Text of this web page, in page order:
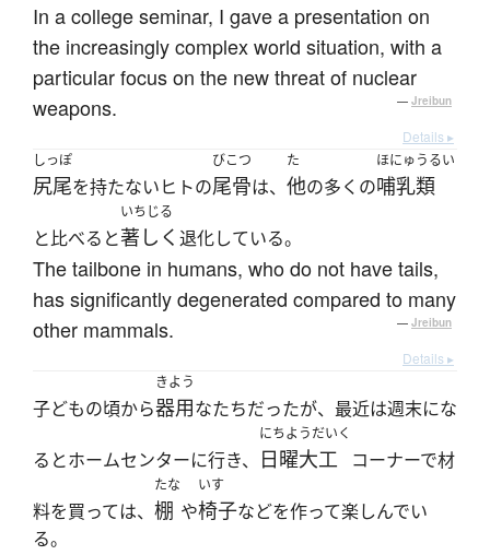
In a college seminar, I gave a presentation on
the increasingly complex world situation, with a
particular focus on the new threat of nuclear
weapons.
— Jreibun
Details ▸
しっぽ
尻尾を持たないヒトの
びこつ
尾骨は、
た
他の多くの
ほにゅうるい
哺乳類
と比べると
いちじる
著しく 退化している。
The tailbone in humans, who do not have tails,
has significantly degenerated compared to many
other mammals.
— Jreibun
Details ▸
子どもの頃から
きよう
器用なたちだったが、最近は週末にな
るとホームセンターに行き、
にちようだいく
日曜大工 コーナーで材
料を買っては、
たな
棚 や
いす
椅子などを作って楽しんでい
る。